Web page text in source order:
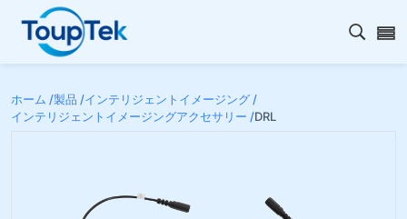
検索
ホーム /製品 /インテリジェントイメージング /
インテリジェントイメージングアクセサリー /DRL